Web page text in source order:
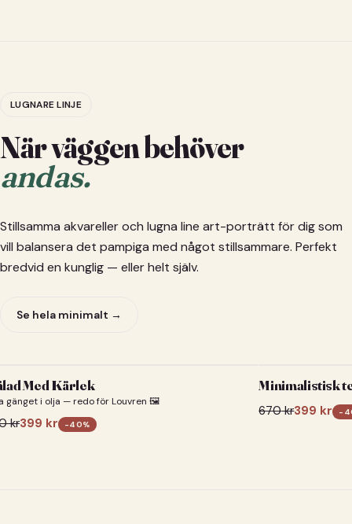
LUGNARE LINJE
När väggen behöver
andas.
Stillsamma akvareller och lugna line art-porträtt för dig som
vill balansera det pampiga med något stillsammare. Perfekt
bredvid en kunglig — eller helt själv.
Se hela minimalt →
Med Kärlek
gänget i olja — redo för Louvren 🖼️
kr399 kr -40%
Minimalistisk
670kr399 kr -